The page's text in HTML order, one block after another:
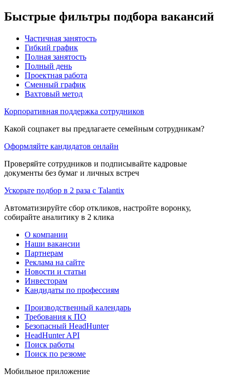
Быстрые фильтры подбора вакансий
Частичная занятость
Гибкий график
Полная занятость
Полный день
Проектная работа
Сменный график
Вахтовый метод
Корпоративная поддержка сотрудников
Какой соцпакет вы предлагаете семейным сотрудникам?
Оформляйте кандидатов онлайн
Проверяйте сотрудников и подписывайте кадровые
документы без бумаг и личных встреч
Ускорьте подбор в 2 раза с Talantix
Автоматизируйте сбор откликов, настройте воронку,
собирайте аналитику в 2 клика
О компании
Наши вакансии
Партнерам
Реклама на сайте
Новости и статьи
Инвесторам
Кандидаты по профессиям
Производственный календарь
Требования к ПО
Безопасный HeadHunter
HeadHunter API
Поиск работы
Поиск по резюме
Мобильное приложение